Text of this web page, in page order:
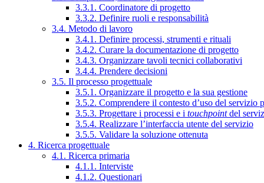
3.3.1. Coordinatore di progetto
3.3.2. Definire ruoli e responsabilità
3.4. Metodo di lavoro
3.4.1. Definire processi, strumenti e rituali
3.4.2. Curare la documentazione di progetto
3.4.3. Organizzare tavoli tecnici collaborativi
3.4.4. Prendere decisioni
3.5. Il processo progettuale
3.5.1. Organizzare il progetto e la sua gestione
3.5.2. Comprendere il contesto d’uso del servizio
3.5.3. Progettare i processi e i touchpointdel
3.5.4. Realizzare l’interfaccia utente del servizio
3.5.5. Validare la soluzione ottenuta
4. Ricerca progettuale
4.1. Ricerca primaria
4.1.1. Interviste
4.1.2. Questionari